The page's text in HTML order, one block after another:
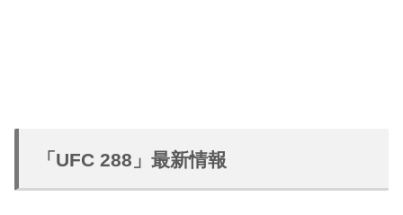
「UFC 288」最新情報